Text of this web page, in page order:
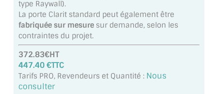
GARDE CORPS EN VERRE
VERRIÈRE TYPE ATELIER
VERRES TEXTURÉS
PLEXIGLAS PMMA
type Raywall).
La porte Clarit standard peut également être
fabriquée sur mesure sur demande, selon les
contraintes du projet.
372.83€HT
447.40 €TTC
Tarifs PRO, Revendeurs et Quantité : Nous
consulter